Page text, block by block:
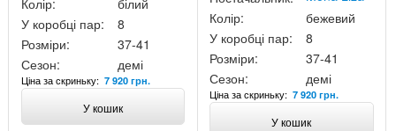
Колір:
білий
У коробці пар:
8
Розміри:
37-41
Сезон:
демі
Ціна за скриньку: 7 920 грн.
У кошик
Колір:
бежевий
У коробці пар:
8
Розміри:
37-41
Сезон:
демі
Ціна за скриньку:7 920 грн.
У кошик